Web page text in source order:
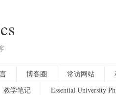
博客圈 常访网站
教学笔记 Essential University